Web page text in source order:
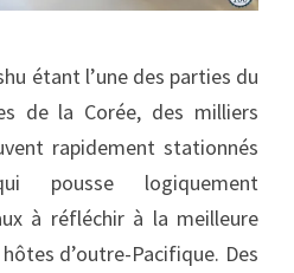
étant l’une des parties du
de la Corée, des milliers
rapidement stationnés
pousse logiquement
à réfléchir à la meilleure
d’outre-Pacifique. Des